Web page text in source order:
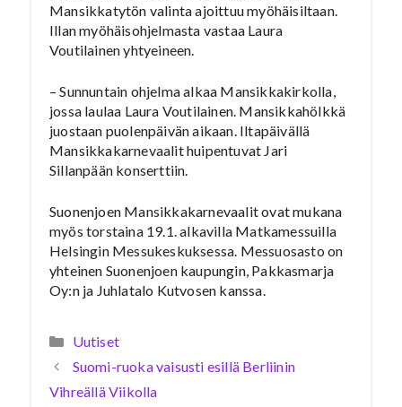
Mansikkatytön valinta ajoittuu myöhäisiltaan.
Illan myöhäisohjelmasta vastaa Laura
Voutilainen yhtyeineen.
– Sunnuntain ohjelma alkaa Mansikkakirkolla,
jossa laulaa Laura Voutilainen. Mansikkahölkkä
juostaan puolenpäivän aikaan. Iltapäivällä
Mansikkakarnevaalit huipentuvat Jari
Sillanpään konserttiin.
Suonenjoen Mansikkakarnevaalit ovat mukana
myös torstaina 19.1. alkavilla Matkamessuilla
Helsingin Messukeskuksessa. Messuosasto on
yhteinen Suonenjoen kaupungin, Pakkasmarja
Oy:n ja Juhlatalo Kutvosen kanssa.
Kategoriat
Uutiset
Suomi-ruoka vaisusti esillä Berliinin
Vihreällä Viikolla